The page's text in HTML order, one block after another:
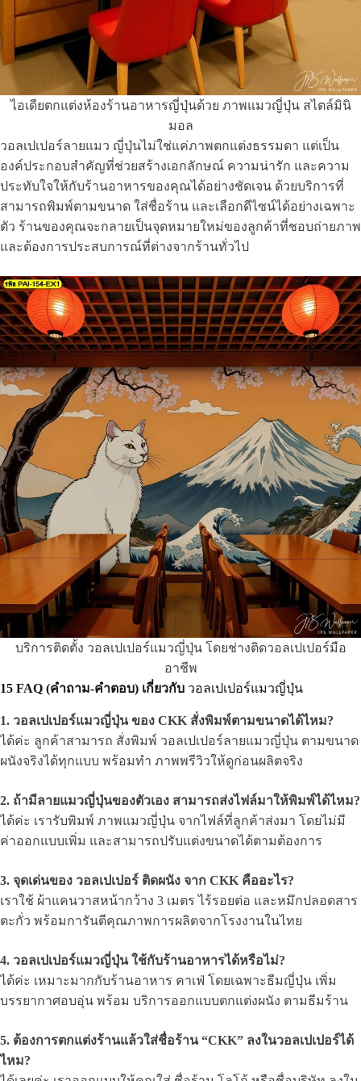
ไอเดียตกแต่งห้องร้านอาหารญี่ปุ่นด้วย ภาพแมวญี่ปุ่น สไตล์มินิ
มอล
วอลเปเปอร์ลายแมว ญี่ปุ่นไม่ใช่แค่ภาพตกแต่งธรรมดา แต่เป็น
องค์ประกอบสำคัญที่ช่วยสร้างเอกลักษณ์ ความน่ารัก และความ
ประทับใจให้กับร้านอาหารของคุณได้อย่างชัดเจน ด้วยบริการที่
สามารถพิมพ์ตามขนาด ใส่ชื่อร้าน และเลือกดีไซน์ได้อย่างเฉพาะ
ตัว ร้านของคุณจะกลายเป็นจุดหมายใหม่ของลูกค้าที่ชอบถ่ายภาพ
และต้องการประสบการณ์ที่ต่างจากร้านทั่วไป
บริการติดตั้ง วอลเปเปอร์แมวญี่ปุ่น โดยช่างติดวอลเปเปอร์มือ
อาชีพ
15 FAQ (คำถาม-คำตอบ) เกี่ยวกับ วอลเปเปอร์แมวญี่ปุ่น
1. วอลเปเปอร์แมวญี่ปุ่น ของ CKK สั่งพิมพ์ตามขนาดได้ไหม?
ได้ค่ะ ลูกค้าสามารถ สั่งพิมพ์ วอลเปเปอร์ลายแมวญี่ปุ่น ตามขนาด
ผนังจริงได้ทุกแบบ พร้อมทำ ภาพพรีวิวให้ดูก่อนผลิตจริง
2. ถ้ามีลายแมวญี่ปุ่นของตัวเอง สามารถส่งไฟล์มาให้พิมพ์ได้ไหม?
ได้ค่ะ เรารับพิมพ์ ภาพแมวญี่ปุ่น จากไฟล์ที่ลูกค้าส่งมา โดยไม่มี
ค่าออกแบบเพิ่ม และสามารถปรับแต่งขนาดได้ตามต้องการ
3. จุดเด่นของ วอลเปเปอร์ ติดผนัง จาก CKK คืออะไร?
เราใช้ ผ้าแคนวาสหน้ากว้าง 3 เมตร ไร้รอยต่อ และหมึกปลอดสาร
ตะกั่ว พร้อมการันตีคุณภาพการผลิตจากโรงงานในไทย
4. วอลเปเปอร์แมวญี่ปุ่น ใช้กับร้านอาหารได้หรือไม่?
ได้ค่ะ เหมาะมากกับร้านอาหาร คาเฟ่ โดยเฉพาะธีมญี่ปุ่น เพิ่ม
บรรยากาศอบอุ่น พร้อม บริการออกแบบตกแต่งผนัง ตามธีมร้าน
5. ต้องการตกแต่งร้านแล้วใส่ชื่อร้าน “CKK” ลงในวอลเปเปอร์ได้
ไหม?